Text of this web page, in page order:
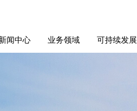
闻中心 业务领域 可持续发展